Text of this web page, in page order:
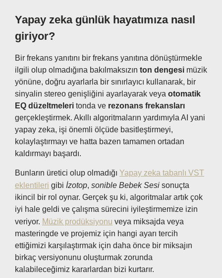
Yapay zeka günlük hayatımıza nasıl
giriyor?
Bir frekans yanıtını bir frekans yanıtına dönüştürmekle
ilgili olup olmadığına bakılmaksızın ton dengesi müzik
yönüne, doğru ayarlarla bir sınırlayıcı kullanarak, bir
sinyalin stereo genişliğini ayarlayarak veya otomatik
EQ düzeltmeleri tonda ve rezonans frekansları
gerçekleştirmek. Akıllı algoritmaların yardımıyla AI yani
yapay zeka, işi önemli ölçüde basitleştirmeyi,
kolaylaştırmayı ve hatta bazen tamamen ortadan
kaldırmayı başardı.
Bunların üretici olup olmadığı Yapay zeka tabanlı VST
eklentileri gibi İzotop, sonible Bebek Sesi sonuçta
ikincil bir rol oynar. Gerçek şu ki, algoritmalar artık çok
iyi hale geldi ve çalışma sürecini iyileştirmemize izin
veriyor. Müzik prodüksiyonu veya miksajda veya
masteringde ve projemiz için hangi ayarı tercih
ettiğimizi karşılaştırmak için daha önce bir miksajın
birkaç versiyonunu oluşturmak zorunda
kalabileceğimiz kararlardan bizi kurtarır.